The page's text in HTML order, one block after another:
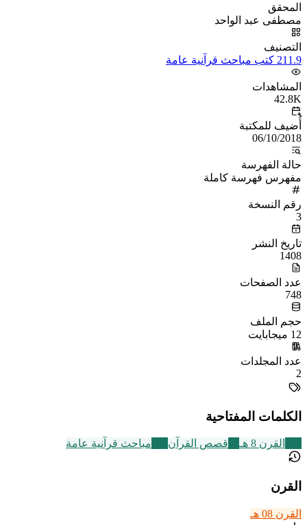
المحقق
مصطفى عبد الواحد
التصنيف
211.9 كتب مباحث قرآنية عامة
المشاهدات
42.8K
أُضيف للمكتبة
06/10/2018
حالة الفهرسة
مفهرس فهرسة كاملة
رقم النسخة
3
تاريخ النشر
1408
عدد الصفحات
748
حجم الملف
12 ميجابايت
عدد المجلدات
2
الكلمات المفتاحية
القرن 8 هـ قصص القرآن مباحث قرآنية عامة
القرن
القرن 08 هـ